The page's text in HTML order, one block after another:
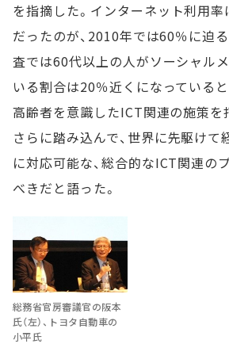
を指摘した。インターネット利用
だったのが、2010年では60％に迫
査では60代以上の人がソーシャル
いる割合は20％近くになっている
高齢者を意識したICT関連の施策を
さらに踏み込んで、世界に先駆け
に対応可能な、総合的なICT関連の
べきだと語った。
総務省官房審議官の阪本
氏（左）、トヨタ自動車の
小平氏